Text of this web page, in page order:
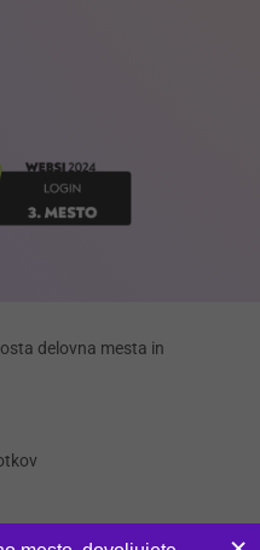
delovna mesta in